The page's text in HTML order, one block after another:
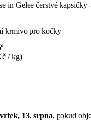
in Gelee čerstvé kapsičky
krmivo pro kočky
/ kg)
13. srpna, pokud